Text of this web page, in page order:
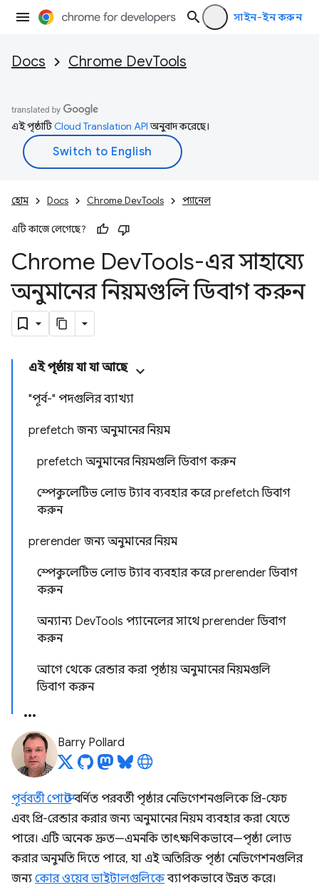
সাইন-ইন করুন
Docs Chrome DevTools
এই পৃষ্ঠাটিCloud Translation APIঅনুবাদ করেছে।
হোম Docs Chrome DevTools প্যানেল
এটি কাজে লেগেছে?
Chrome DevTools-এর সাহায্যে
অনুমানের নিয়মগুলি ডিবাগ করুন
এই পৃষ্ঠায় যা যা আছে
"পূর্ব-" পদগুলির ব্যাখ্যা
prefetch জন্য অনুমানের নিয়ম
prefetch অনুমানের নিয়মগুলি ডিবাগ করুন
স্পেকুলেটিভ লোড ট্যাব ব্যবহার করে prefetch ডিবাগ
করুন
prerender জন্য অনুমানের নিয়ম
স্পেকুলেটিভ লোড ট্যাব ব্যবহার করে prerender ডিবাগ
করুন
অন্যান্য DevTools প্যানেলের সাথে prerender ডিবাগ
করুন
আগে থেকে রেন্ডার করা পৃষ্ঠায় অনুমানের নিয়মগুলি
ডিবাগ করুন
Barry Pollard
পূর্ববর্তী পোস্টেবর্ণিত পরবর্তী পৃষ্ঠার নেভিগেশনগুলিকে প্রি-ফেচ
এবং প্রি-রেন্ডার করার জন্য অনুমানের নিয়ম ব্যবহার করা যেতে
পারে। এটি অনেক দ্রুত—এমনকি তাৎক্ষণিকভাবে—পৃষ্ঠা লোড
করার অনুমতি দিতে পারে, যা এই অতিরিক্ত পৃষ্ঠা নেভিগেশনগুলির
জন্য কোর ওয়েব ভাইটালগুলিকেব্যাপকভাবে উন্নত করে।